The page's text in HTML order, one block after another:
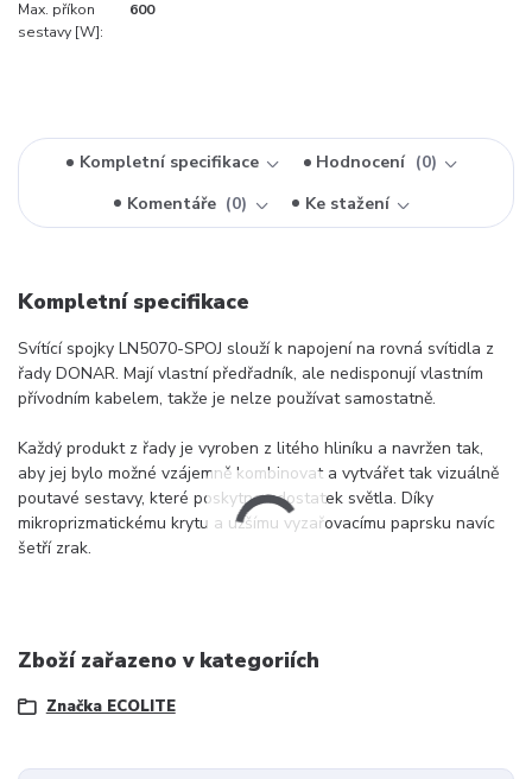
Max. příkon
sestavy [W]:
600
Kompletní specifikace Hodnocení
0
Komentáře
0 Ke stažení
Kompletní specifikace
Svítící spojky LN5070-SPOJ slouží k napojení na rovná svítidla z
řady DONAR. Mají vlastní předřadník, ale nedisponují vlastním
přívodním kabelem, takže je nelze používat samostatně.
Každý produkt z řady je vyroben z litého hliníku a navržen tak,
aby jej bylo možné vzájemně kombinovat a vytvářet tak vizuálně
poutavé sestavy, které poskytnou dostatek světla. Díky
mikroprizmatickému krytu a užšímu vyzařovacímu paprsku navíc
šetří zrak.
Zboží zařazeno v kategoriích
Značka ECOLITE